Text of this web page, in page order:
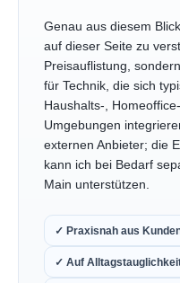
Genau aus diesem
auf dieser Seite zu
Preisauflistung,
für Technik, die sich
Haushalts-,
Umgebungen
externen Anbieter; die
kann ich bei Bedarf
Main unterstützen.
✓ Praxisnah aus
✓ Auf